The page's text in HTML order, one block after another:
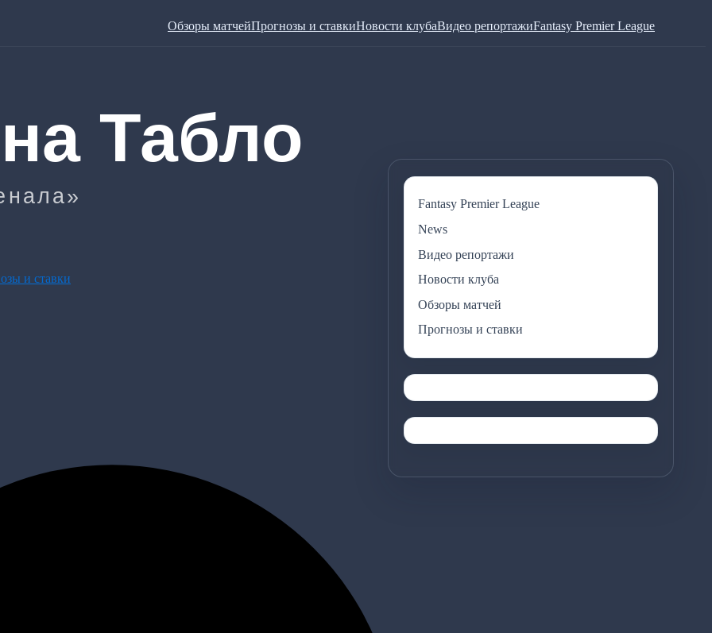
Обзоры матчейПрогнозы и ставкиНовости клубаВидео репортажиFantasy Premier League
и ставки
Fantasy Premier League
News
Видео репортажи
Новости клуба
Обзоры матчей
Прогнозы и ставки